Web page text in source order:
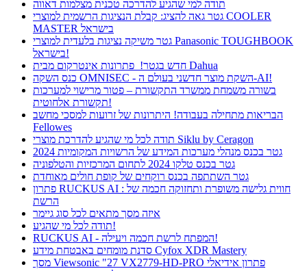
תודה למי שהגיע להדרכה טכנית מצלמות דאווה
גטר גאה להציג: קבלת הנציגות הרשמית למוצרי COOLER
MASTER בישראל
גטר משיקה נציגות בלעדית למוצרי Panasonic TOUGHBOOK
בישראל!
חדש בגטר! פתרונות אינטרקום מבית Dahua
כנס השקה OMNISEC - השקת מוצר חדשני בעולם ה-AI!
בשורה משמחת ממשרד התקשורת – פטור מרישוי למערכות
תקשורת אלחוטית!
הבריאות מתחילה בעבודה! היתרונות של זרועות למסכי מחשב
Fellowes
תודה לכל מי שהגיע להדרכת מוצרי Siklu by Ceragon
גטר בכנס מנהלי מערכות המידע של הרשויות המקומיות 2024
גטר בכנס טלקו 2024 לתחום המרכזיות והטלפוניה
גטר השתתפה בכנס רוקחים של קופת חולים מאוחדת
פתרון RUCKUS AI : חווית גלישה משופרת ותחזוקה חכמה של
הרשת
איזה מסך מתאים לכל סוג גיימר
תודה לכל מי שהגיע!
RUCKUS AI - המפתח לרשת חכמה ויעילה!
סדנת מומחים באבטחת מידע Cyfox XDR Mastery
מסך Viewsonic "27 VX2779-HD-PRO פתרון אידיאלי